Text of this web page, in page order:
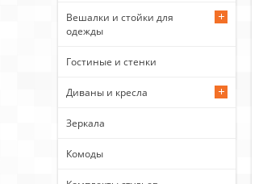
Вешалки и стойки для
одежды
Гостиные и стенки
Диваны и кресла
Зеркала
Комоды